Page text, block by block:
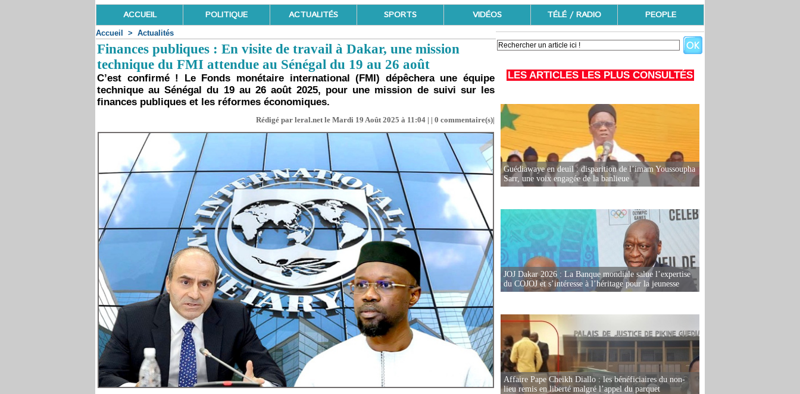
ACCUEIL POLITIQUE ACTUALITÉS SPORTS VIDÉOS TÉLÉ / RADIO PEOPLE
Accueil > Actualités
Finances publiques : En visite de travail à Dakar, une mission
technique du FMI attendue au Sénégal du 19 au 26 août
C’est confirmé ! Le Fonds monétaire international (FMI) dépêchera une équipe
technique au Sénégal du 19 au 26 août 2025, pour une mission de suivi sur les
finances publiques et les réformes économiques.
Rédigé par leral.net le Mardi 19 Août 2025 à 11:04 | | 0 commentaire(s)|
LES ARTICLES LES PLUS CONSULTÉS
Guédiawaye en deuil : disparition de l’imam Youssoupha
Sarr, une voix engagée de la banlieue
JOJ Dakar 2026 : La Banque mondiale salue l’expertise
du COJOJ et s’intéresse à l’héritage pour la jeunesse
Affaire Pape Cheikh Diallo : les bénéficiaires du non-
lieu remis en liberté malgré l’appel du parquet